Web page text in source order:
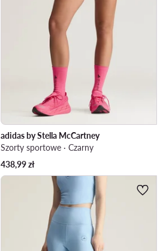
adidas by Stella McCartney
Szorty sportowe · Czarny
438,99zł